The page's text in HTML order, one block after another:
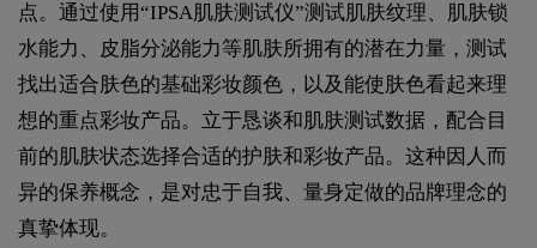
点。通过使用“IPSA肌肤测试仪”测试肌肤纹理、肌肤锁
水能力、皮脂分泌能力等肌肤所拥有的潜在力量，测试
找出适合肤色的基础彩妆颜色，以及能使肤色看起来理
想的重点彩妆产品。立于恳谈和肌肤测试数据，配合目
前的肌肤状态选择合适的护肤和彩妆产品。这种因人而
异的保养概念，是对忠于自我、量身定做的品牌理念的
真挚体现。